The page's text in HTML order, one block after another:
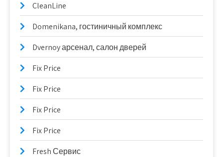
CleanLine
Domenikana, гостиничный комплекс
Dvernoy арсенал, салон дверей
Fix Price
Fix Price
Fix Price
Fix Price
Fresh Сервис